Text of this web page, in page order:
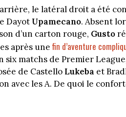
le latéral droit a été
Dayot Upamecano. Absent
d’un carton rouge, Gusto
après unefin d’aventure
six matchs de Premier
de Castello Lukeba et
avec les A. De quoi le